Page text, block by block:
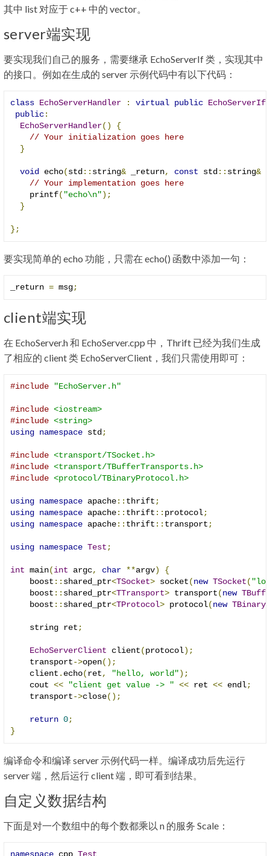
其中 list 对应于 c++ 中的 vector。
server端实现
要实现我们自己的服务，需要继承 EchoServerIf 类，实现其中
的接口。例如在生成的 server 示例代码中有以下代码：
class EchoServerHandler : virtual public EchoServerIf
public:
EchoServerHandler()
{
// Your initialization goes here
}
void echo(std :: string& _return, const std :: string&
// Your implementation goes here
    printf
( "echo\n");
}
};
要实现简单的 echo 功能，只需在 echo() 函数中添加一句：
_return = msg;
client端实现
在 EchoServer.h 和 EchoServer.cpp 中，Thrift 已经为我们生成
了相应的 client 类 EchoServerClient，我们只需使用即可：
#include "EchoServer.h"
#include <iostream>
#include <string>
using namespace std ;
#include <transport/TSocket.h>
#include <transport/TBufferTransports.h>
#include <protocol/TBinaryProtocol.h>
using namespace apache:: thrift ;
using namespace apache:: thrift :: protocol;
using namespace apache:: thrift :: transport ;
using namespace Test ;
int main(int argc, char **argv)
{
    boost
:: shared_ptr<TSocket> socket(new TSocket(
    boost
:: shared_ptr<TTransport> transport(new
    boost
:: shared_ptr<TProtocol> protocol(new
    string ret
;
EchoServerClient client(protocol);
    transport
->open();
    client
. echo(ret, "hello, world");
    cout
<< "client get value -> " << ret << endl;
    transport
->close();
return 0;
}
编译命令和编译 server 示例代码一样。编译成功后先运行
server 端，然后运行 client 端，即可看到结果。
自定义数据结构
下面是对一个数组中的每个数都乘以 n 的服务 Scale：